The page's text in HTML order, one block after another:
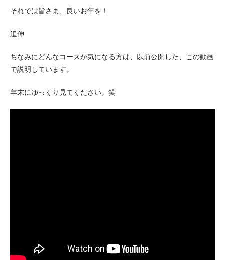
それでは皆さま、良いお年を！
追伸
ちなみにどんなコースか気になる方は、以前公開した、この動画
で説明しています。
年末にゆっくり見てください。笑